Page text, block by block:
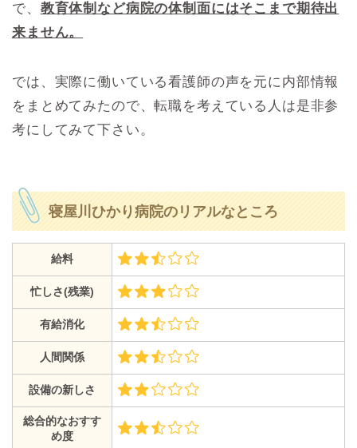
で、 教育体制など病院の体制面にはそこまで期待出
来ません。
では、実際に働いている看護師の声を元に内部情報
をまとめてみたので、転職を考えている人は是非参
考にしてみて下さい。
寝屋川ひかり病院のリアルなところ
給料
忙しさ(残業)
有給消化
人間関係
設備の新しさ
総合的なおすす
め度